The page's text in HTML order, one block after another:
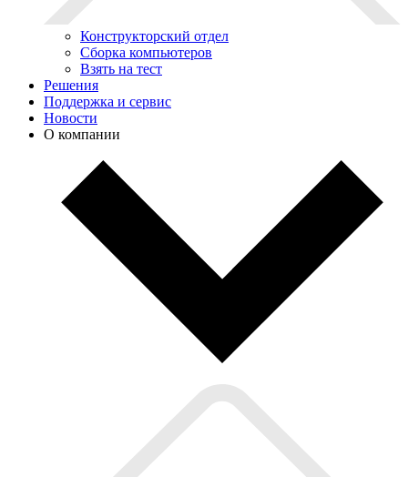
Конструкторский отдел
Сборка компьютеров
Взять на тест
Решения
Поддержка и сервис
Новости
О компании